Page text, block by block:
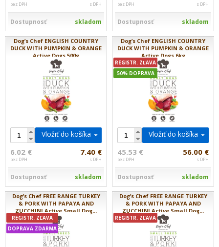
bez DPH s DPH
Dostupnosť skladom
bez DPH s DPH
Dostupnosť skladom
Dog’s Chef ENGLISH COUNTRY
DUCK WITH PUMPKIN & ORANGE
Active Dogs 500g
Vložiť do košíka
6.02 €
bez DPH
7.40 €
s DPH
Dostupnosť skladom
Dog’s Chef ENGLISH COUNTRY
DUCK WITH PUMPKIN & ORANGE
Active Dogs 6kg
REGISTR. ZĽAVA
50% DOPRAVA
Vložiť do košíka
45.53 €
bez DPH
56.00 €
s DPH
Dostupnosť skladom
Dog’s Chef FREE RANGE TURKEY
& PORK WITH PAPAYA AND
ZUCCHINI Active Small Dog...
REGISTR. ZĽAVA
DOPRAVA ZDARMA
Dog’s Chef FREE RANGE TURKEY
& PORK WITH PAPAYA AND
ZUCCHINI Active Small Dog...
REGISTR. ZĽAVA